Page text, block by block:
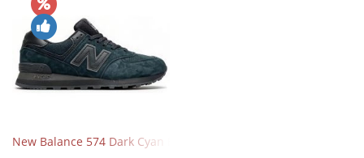
New Balance 574 Dark Cyan Black Suede